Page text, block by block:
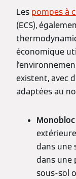
Les pompes à
(ECS),
économique
existent, avec
adaptées au
Monobloc
dans une
dans une
sous-sol